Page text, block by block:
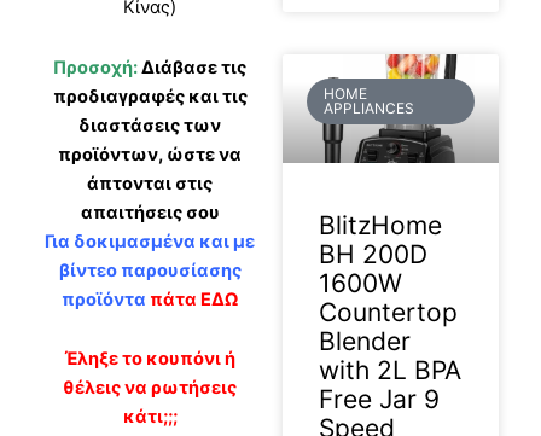
Κίνας)
Προσοχή:Διάβασε τις
προδιαγραφές και τις
διαστάσεις των
προϊόντων, ώστε να
άπτονται στις
απαιτήσεις σου
Για δοκιμασμένα και με
βίντεο παρουσίασης
προϊόντα πάτα ΕΔΩ
Έληξε το κουπόνι ή
θέλεις να ρωτήσεις
κάτι;;;
HOME
APPLIANCES
BlitzHome
BH 200D
1600W
Countertop
Blender
with 2L BPA
Free Jar 9
Speed